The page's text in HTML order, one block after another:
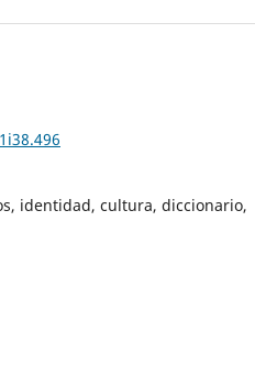
identidad, cultura, diccionario,